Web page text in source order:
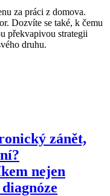
za práci z domova.
Dozvíte se také, k čemu
překvapivou strategii
druhu.
zánět,
nejen